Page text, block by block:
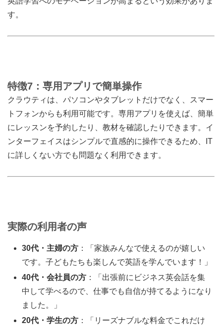
す。
特徴7：専用アプリで簡単操作
クラウティは、パソコンやタブレットだけでなく、スマー
トフォンからも利用可能です。専用アプリを使えば、簡単
にレッスンを予約したり、教材を確認したりできます。イ
ンターフェイスはシンプルで直感的に操作できるため、IT
に詳しくない方でも問題なく利用できます。
実際の利用者の声
30代・主婦の方 ：「家族みんなで使えるのが嬉しい
です。子どもたちも楽しんで英語を学んでいます！」
40代・会社員の方 ：「出張前にビジネス英会話を集
中して学べるので、仕事でも自信が持てるようになり
ました。」
20代・学生の方 ：「リーズナブルな料金でこれだけ